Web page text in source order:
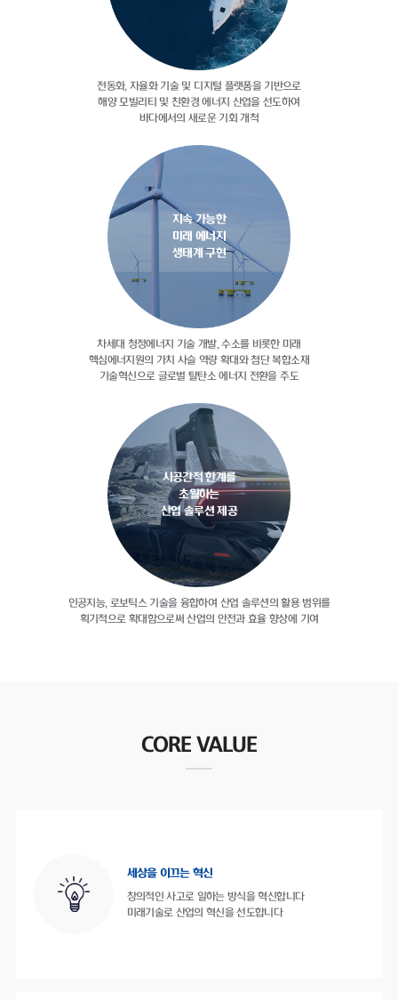
전동화, 자율화 기술 및 디지털 플랫폼을 기반으로
해양 모빌리티 및 친환경 에너지 산업을 선도하여
바다에서의 새로운 기회 개척
지속 가능한
미래 에너지
생태계 구현
차세대 청정에너지 기술 개발, 수소를 비롯한 미래
핵심에너지원의 가치 사슬 역량 확대와 첨단 복합소재
기술혁신으로 글로벌 탈탄소 에너지 전환을 주도
시공간적 한계를
초월하는
산업 솔루션 제공
인공지능, 로보틱스 기술을 융합하여 산업 솔루션의 활용 범위를
획기적으로 확대함으로써산업의 안전과 효율 향상에 기여
CORE VALUE
세상을 이끄는 혁신
창의적인 사고로 일하는 방식을 혁신합니다
미래기술로 산업의 혁신을 선도합니다